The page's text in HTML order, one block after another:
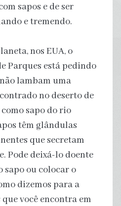
sapos e de ser
e tremendo.
nos EUA, o
Parques está pedindo
lambam uma
no deserto de
sapo do rio
têm glândulas
que secretam
Pode deixá-lo doente
sapo ou colocar o
dizemos para a
você encontra em